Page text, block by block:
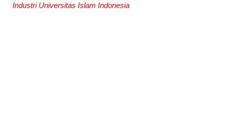
Industri Universitas Islam Indonesia